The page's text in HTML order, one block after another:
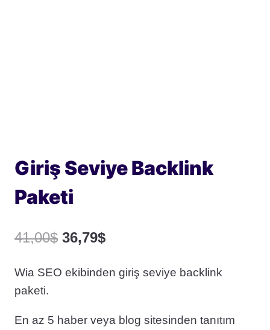
Giriş Seviye Backlink
Paketi
41,00$ Orijinal
36,79$Şu
fiyat:
Wia SEO ekibinden giriş seviye backlink
paketi.
En az 5 haber veya blog sitesinden tanıtım